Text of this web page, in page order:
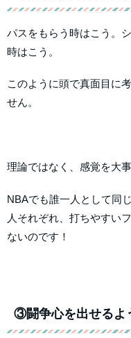
パスをもらう時はこう。
時はこう。
このように頭で真面目に
せん。
理論ではなく、感覚を大
NBAでも誰一人として同
人それぞれ、打ちやすい
ないのです！
③闘争心を出せるよ